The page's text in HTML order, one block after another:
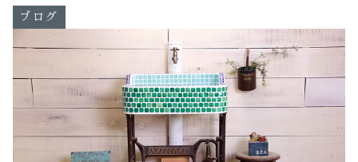
ブログ